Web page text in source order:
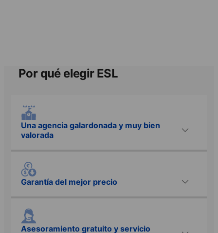
Por qué elegir ESL
Una agencia galardonada y muy bien
valorada
Garantía del mejor precio
Asesoramiento gratuito y servicio